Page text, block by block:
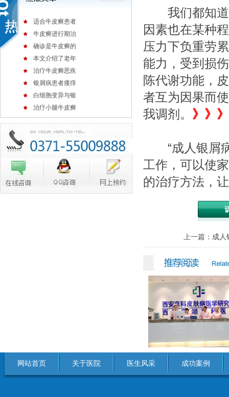
适合牛皮癣患者
牛皮癣进行期治
确诊是牛皮癣的
本文介绍了老年
治疗牛皮癣恶疾
银屑病患者瘙痒
白细胞变异与银
治疗小腿牛皮癣
我们都知道
因素也在某种
压力下负重劳
能力，受到损
陈代谢功能，
者互为因果而
我调剂。 》》
“成人银屑病
工作，可以使
的治疗方法，
上一篇： 成人
网站首页 关于医院 医生风采 成功案例